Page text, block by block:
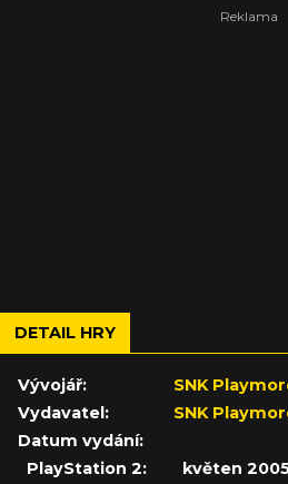
DETAIL HRY
Vývojář:
SNK
Vydavatel:
SNK
Datum vydání:
PlayStation 2:
květen